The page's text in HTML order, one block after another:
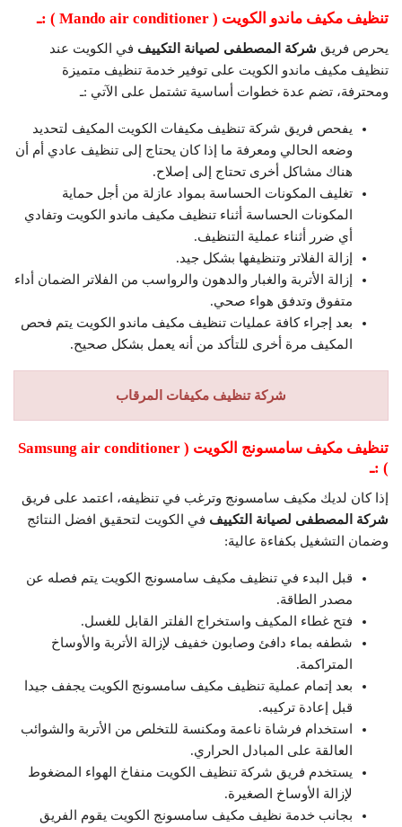
تنظيف مكيف ماندو الكويت ( Mando air conditioner
) :ـ
يحرص فريق شركة المصطفى لصيانة التكييف في الكويت عند
تنظيف مكيف ماندو الكويت على توفير خدمة تنظيف متميزة
ومحترفة، تضم عدة خطوات أساسية تشتمل على الآتي :ـ
يفحص فريق شركة تنظيف مكيفات الكويت المكيف لتحديد
وضعه الحالي ومعرفة ما إذا كان يحتاج إلى تنظيف عادي أم أن
هناك مشاكل أخرى تحتاج إلى إصلاح.
تغليف المكونات الحساسة بمواد عازلة من أجل حماية
المكونات الحساسة أثناء تنظيف مكيف ماندو الكويت وتفادي
أي ضرر أثناء عملية التنظيف.
إزالة الفلاتر وتنظيفها بشكل جيد.
إزالة الأتربة والغبار والدهون والرواسب من الفلاتر الضمان أداء
متفوق وتدفق هواء صحي.
بعد إجراء كافة عمليات تنظيف مكيف ماندو الكويت يتم فحص
المكيف مرة أخرى للتأكد من أنه يعمل بشكل صحيح.
شركة تنظيف مكيفات المرقاب
تنظيف مكيف سامسونج الكويت (
Samsung air conditioner
) :ـ
إذا كان لديك مكيف سامسونج وترغب في تنظيفه، اعتمد على فريق
شركة المصطفى لصيانة التكييف في الكويت لتحقيق افضل النتائج
وضمان التشغيل بكفاءة عالية:
قبل البدء في تنظيف مكيف سامسونج الكويت يتم فصله عن
مصدر الطاقة.
فتح غطاء المكيف واستخراج الفلتر القابل للغسل.
شطفه بماء دافئ وصابون خفيف لإزالة الأتربة والأوساخ
المتراكمة.
بعد إتمام عملية تنظيف مكيف سامسونج الكويت يجفف جيدا
قبل إعادة تركيبه.
استخدام فرشاة ناعمة ومكنسة للتخلص من الأتربة والشوائب
العالقة على المبادل الحراري.
يستخدم فريق شركة تنظيف الكويت منفاخ الهواء المضغوط
لإزالة الأوساخ الصغيرة.
بجانب خدمة نظيف مكيف سامسونج الكويت يقوم الفريق